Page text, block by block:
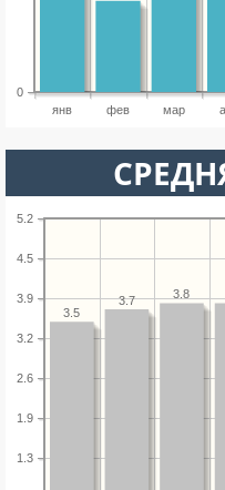
янв фев мар
0
1.3
1.9
2.6
3.2
3.9
4.5
5.2
3.8
3.7
3.5